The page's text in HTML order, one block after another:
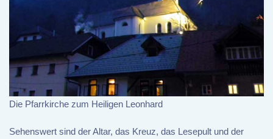
Die Pfarrkirche zum Heiligen Leonhard
Sehenswert sind der Altar, das Kreuz, das Lesepult und der